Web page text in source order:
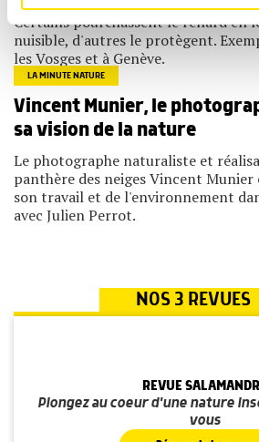
médias sociaux et d'analyser notre
notre site avec nos partenaires de
publicité et d'analyse, qui peuvent
avec d'autres informations que vous
ou qu'ils ont collectées lors de votre
services.
Certains pourchassent le renard en
nuisible, d'autres le protègent.
les Vosges et à Genève.
LA MINUTE NATURE
Vincent Munier, le
sa vision de la nature
Le photographe naturaliste et
panthère des neiges Vincent Munier
son travail et de l'environnement
avec Julien Perrot.
NOS 3 REVUES
REVUE
Plongez au coeur d'une nature
vous